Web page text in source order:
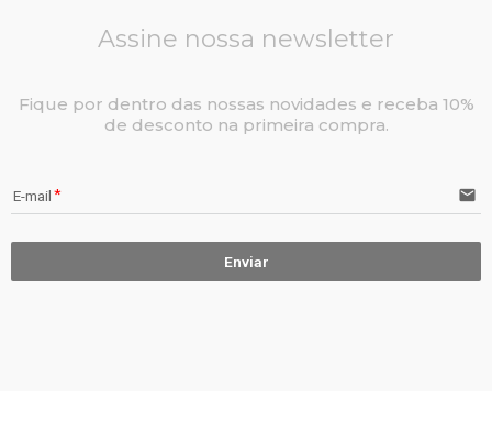
Assine nossa newsletter
Fique por dentro das nossas novidades e receba 10%
de desconto na primeira compra.
E-mail email
Enviar